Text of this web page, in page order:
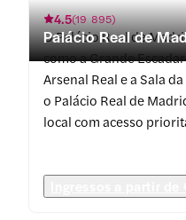
Palácio Real de
4.5(19 895)
O Palácio Real de
como a Grande
Arsenal Real e a Sala
o Palácio Real de
local com acesso